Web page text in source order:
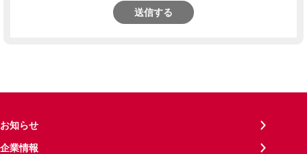
送信する
お知らせ
企業情報